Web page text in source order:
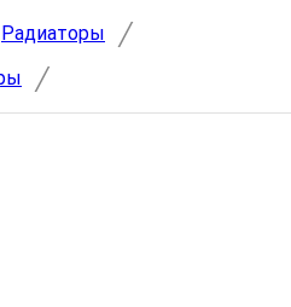
Радиаторы /
/